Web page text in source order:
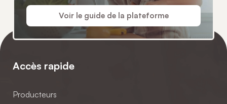
Voir le guide de la plateforme
Accès rapide
Producteurs